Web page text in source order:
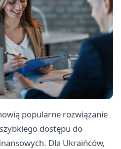
popularne rozwiązanie
dostępu do
Dla Ukraińców,